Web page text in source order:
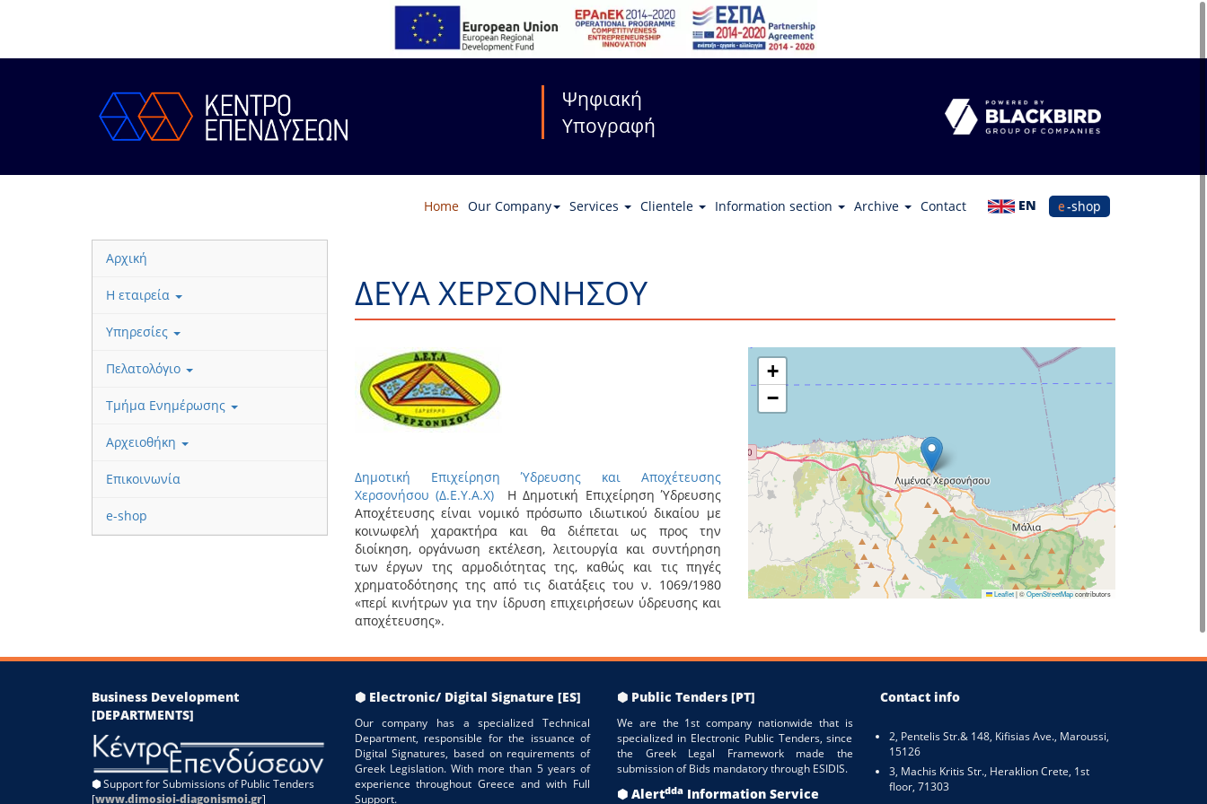
Ψηφιακή
Υπογραφή
Home Our Company Services Clientele Information section Archive Contact EN e-shop
Αρχική
Η εταιρεία
Υπηρεσίες
Πελατολόγιο
Τμήμα Ενημέρωσης
Αρχειοθήκη
Επικοινωνία
e-shop
ΔΕΥΑ ΧΕΡΣΟΝΗΣΟΥ
Δημοτική Επιχείρηση Ύδρευσης και Αποχέτευσης
Χερσονήσου (Δ.Ε.Υ.Α.Χ)Η Δημοτική Επιχείρηση Ύδρευσης
Αποχέτευσης είναι νομικό πρόσωπο ιδιωτικού δικαίου με
κοινωφελή χαρακτήρα και θα διέπεται ως προς την
διοίκηση, οργάνωση εκτέλεση, λειτουργία και συντήρηση
των έργων της αρμοδιότητας της, καθώς και τις πηγές
χρηματοδότησης της από τις διατάξεις του ν. 1069/1980
«περί κινήτρων για την ίδρυση επιχειρήσεων ύδρευσης και
αποχέτευσης».
+
−
Leaflet|©OpenStreetMapcontributors
Business Development
[DEPARTMENTS]
⬢Support for Submissions of Public Tenders
[www.dimosioi-diagonismoi.gr]
⬢ Electronic/ Digital Signature [ES]
Our company has a specialized Technical
Department, responsible for the issuance of
Digital Signatures, based on requirements of
Greek Legislation. With more than 5 years of
experience throughout Greece and with Full
Support.
⬢ Public Tenders [PT]
We are the 1st company nationwide that is
specialized in Electronic Public Tenders, since
the Greek Legal Framework made the
submission of Bids mandatory through ESIDIS.
⬢ Alertdda Information Service
Contact info
2, Pentelis Str.& 148, Kifisias Ave., Maroussi,
15126
3, Machis Kritis Str., Heraklion Crete, 1st
floor, 71303